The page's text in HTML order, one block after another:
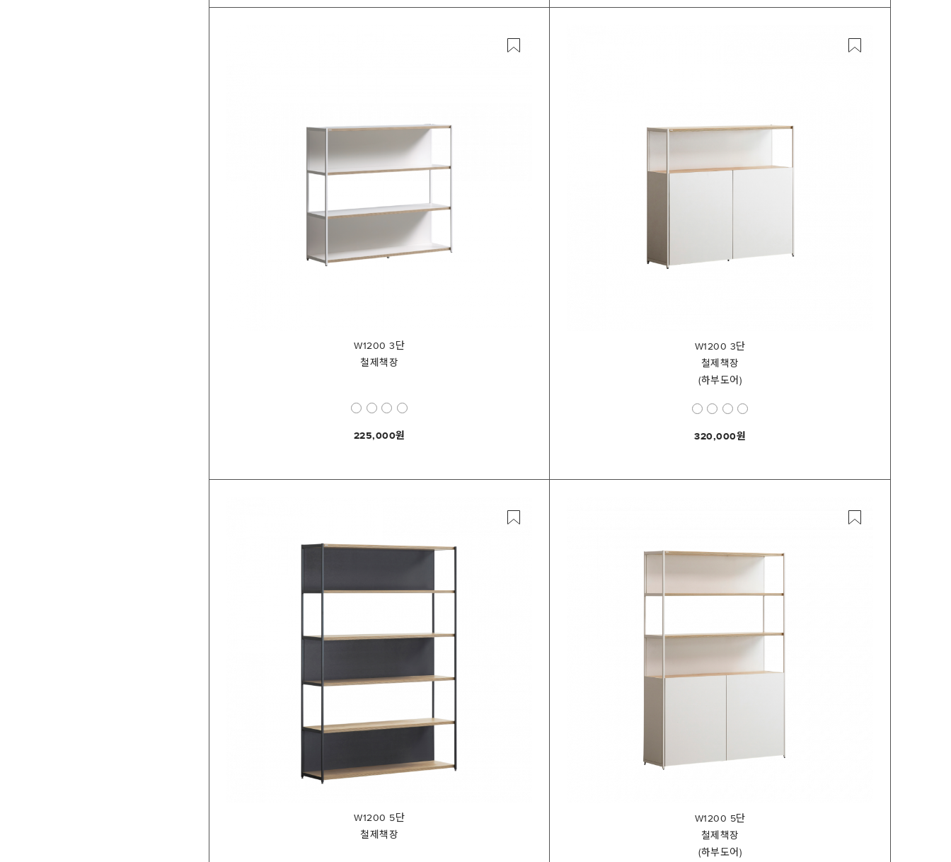
W1200 3단
철제책장
225,000
W1200 3단
철제책장
(하부도어)
320,000
W1200 5단
철제책장
W1200 5단
철제책장
(하부도어)